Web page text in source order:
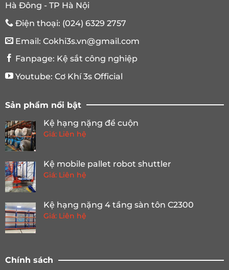
Hà Đông - TP Hà Nội
Điện thoại: (024) 6329 2757
Email: Cokhi3s.vn@gmail.com
Fanpage: Kệ sắt công nghiệp
Youtube: Cơ Khí 3s Official
Sản phẩm nổi bật
Kệ hạng nặng để cuộn
Giá: Liên hệ
Kệ mobile pallet robot shuttler
Giá: Liên hệ
Kệ hạng nặng 4 tầng sàn tôn C2300
Giá: Liên hệ
Chính sách